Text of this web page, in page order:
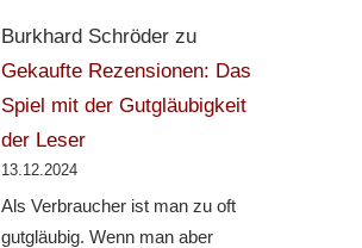
Burkhard Schröder zu
Gekaufte Rezensionen: Das
Spiel mit der Gutgläubigkeit
der Leser
13.12.2024
Als Verbraucher ist man zu oft
gutgläubig. Wenn man aber